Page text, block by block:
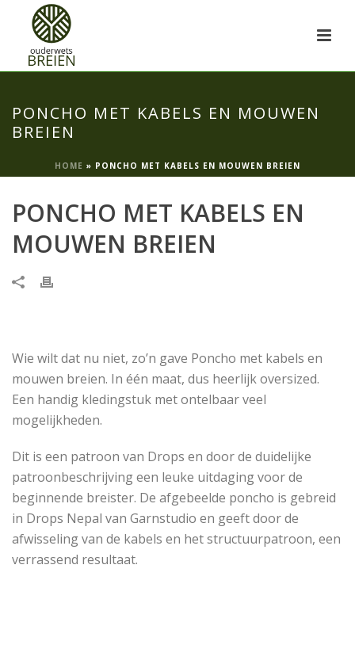
PONCHO MET KABELS EN MOUWEN
BREIEN
HOME » PONCHO MET KABELS EN MOUWEN BREIEN
PONCHO MET KABELS EN
MOUWEN BREIEN
Wie wilt dat nu niet, zo’n gave Poncho met kabels en
mouwen breien. In één maat, dus heerlijk oversized.
Een handig kledingstuk met ontelbaar veel
mogelijkheden.
Dit is een patroon van Drops en door de duidelijke
patroonbeschrijving een leuke uitdaging voor de
beginnende breister. De afgebeelde poncho is gebreid
in Drops Nepal van Garnstudio en geeft door de
afwisseling van de kabels en het structuurpatroon, een
verrassend resultaat.